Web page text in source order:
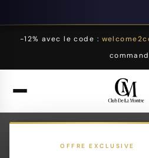
-12% avec le code :
OFFRE EXCLUSIVE